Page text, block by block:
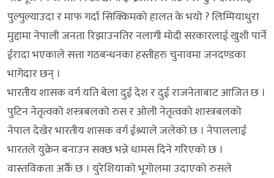
पुल्पुल्याउदा र माफ गर्दा सिक्किमको हालत के भयो ? लिम्पियाधुरा
मुद्दामा नेपाली जनता रिझाउनतिर नलागी मोदी सरकारलाई खुशी पार्ने
ईरादा भएकाले सत्ता गठबन्धनका हस्तीहरु चुनावमा जनदण्डका
भागेदार छन् ।
भारतीय शासक वर्ग यति बेला दुई देश र दुई राजनेताबाट आजित छ ।
पुटिन नेतृत्वको शस्त्रबलको रुस र ओली नेतृत्वको शास्त्रबलको
नेपाल देखेर भारतीय शासक वर्ग ईश्र्याले जलेको छ । नेपाललाई
भारतले युक्रेन बनाउन सक्छ भन्ने धामस दिने गरिएको छ ।
वास्तविकता अर्कै छ । युरेशियाको भूगोलमा उदाएको रुसले